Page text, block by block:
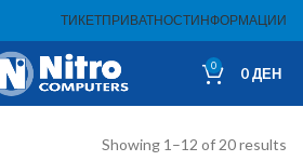
ТИКЕТПРИВАТНОСТИНФОРМАЦИИ
0 0ДЕН
Showing 1–12 of 20 results